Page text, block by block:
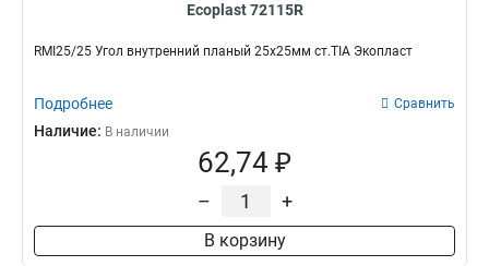
Ecoplast 72115R
RMI25/25 Угол внутренний планый 25х25мм ст.TIA Экопласт
Подробнее Сравнить
Наличие: В наличии
62,74 ₽
– +
В корзину